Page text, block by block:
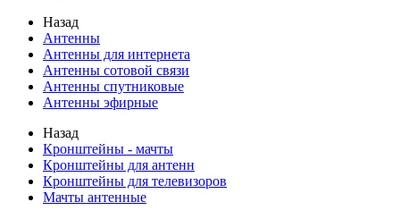
Назад
Антенны
Антенны для интернета
Антенны сотовой связи
Антенны спутниковые
Антенны эфирные
Назад
Кронштейны - мачты
Кронштейны для антенн
Кронштейны для телевизоров
Мачты антенные